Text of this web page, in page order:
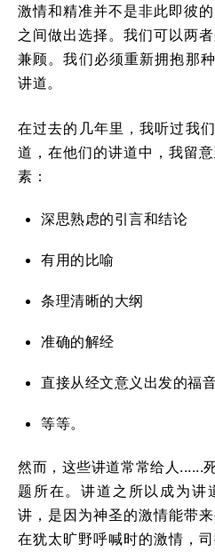
激情和精准并不是非此即彼
之间做出选择。我们可以两
兼顾。我们必须重新拥抱那
讲道。
在过去的几年里，我听过我
道，在他们的讲道中，我留
素：
深思熟虑的引言和结论
有用的比喻
条理清晰的大纲
准确的解经
直接从经文意义出发的福音
等等。
然而，这些讲道常常给人......
题所在。讲道之所以成为讲
讲，是因为神圣的激情能带
在犹太旷野呼喊时的激情，